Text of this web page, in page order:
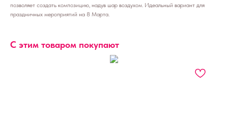
позволяет создать композицию, надув шар воздухом. Идеальный вариант для
праздничных мероприятий на 8 Марта.
С этим товаром покупают